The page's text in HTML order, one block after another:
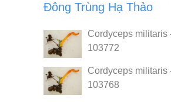
Đông Trùng Hạ Thảo
Cordyceps militaris
103772
Cordyceps militaris
103768